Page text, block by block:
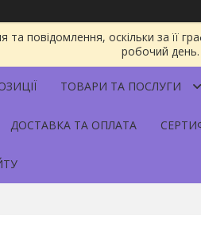
повідомлення, оскільки за її
робочий день.
ТОВАРИ ТА ПОСЛУГИ
ДОСТАВКА ТА ОПЛАТА